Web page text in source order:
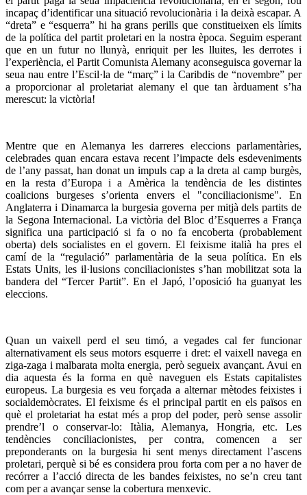
incapaç d’identificar una situació revolucionària i la deixà escapar. A
“dreta” e “esquerra” hi ha grans perills que constitueixen els límits
de la política del partit proletari en la nostra època. Seguim esperant
que en un futur no llunyà, enriquit per les lluites, les derrotes i
l’experiència, el Partit Comunista Alemany aconseguisca governar la
seua nau entre l’Escil·la de “març” i la Caribdis de “novembre” per
a proporcionar al proletariat alemany el que tan àrduament s’ha
merescut: la victòria!
Mentre que en Alemanya les darreres eleccions parlamentàries,
celebrades quan encara estava recent l’impacte dels esdeveniments
de l’any passat, han donat un impuls cap a la dreta al camp burgès,
en la resta d’Europa i a Amèrica la tendència de les distintes
coalicions burgeses s’orienta envers el "conciliacionisme". En
Anglaterra i Dinamarca la burgesia governa per mitjà dels partits de
la Segona Internacional. La victòria del Bloc d’Esquerres a França
significa una participació si fa o no fa encoberta (probablement
oberta) dels socialistes en el govern. El feixisme italià ha pres el
camí de la “regulació” parlamentària de la seua política. En els
Estats Units, les il·lusions conciliacionistes s’han mobilitzat sota la
bandera del “Tercer Partit”. En el Japó, l’oposició ha guanyat les
eleccions.
Quan un vaixell perd el seu timó, a vegades cal fer funcionar
alternativament els seus motors esquerre i dret: el vaixell navega en
ziga-zaga i malbarata molta energia, però segueix avançant. Avui en
dia aquesta és la forma en què naveguen els Estats capitalistes
europeus. La burgesia es veu forçada a alternar mètodes feixistes i
socialdemòcrates. El feixisme és el principal partit en els països en
què el proletariat ha estat més a prop del poder, però sense assolir
prendre’l o conservar-lo: Itàlia, Alemanya, Hongria, etc. Les
tendències conciliacionistes, per contra, comencen a ser
preponderants on la burgesia hi sent menys directament l’ascens
proletari, perquè si bé es considera prou forta com per a no haver de
recórrer a l’acció directa de les bandes feixistes, no se’n creu tant
com per a avançar sense la cobertura menxevic.